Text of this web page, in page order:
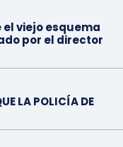
viejo esquema
por el director
LA POLICÍA DE